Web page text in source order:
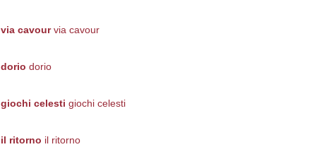
via cavour via cavour
dorio dorio
giochi celesti giochi celesti
il ritorno il ritorno